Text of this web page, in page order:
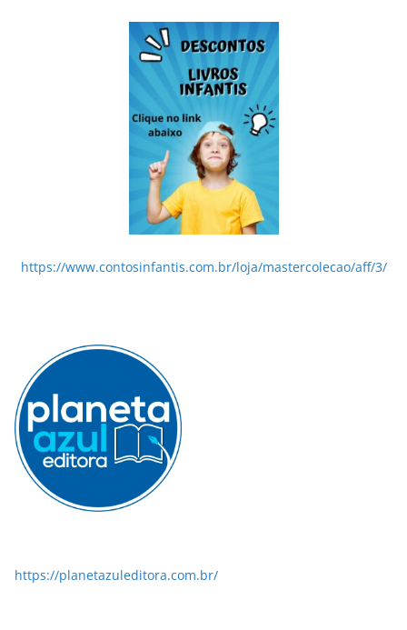
https://www.contosinfantis.com.br/loja/mastercolecao/aff/3/
https://planetazuleditora.com.br/